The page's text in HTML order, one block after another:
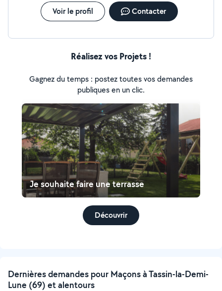
Voir le profil Contacter
Réalisez vos Projets !
Gagnez du temps : postez toutes vos demandes
publiques en un clic.
Je souhaite faire une terrasse
Découvrir
Dernières demandes pour Maçons à Tassin-la-Demi-
Lune (69) et alentours